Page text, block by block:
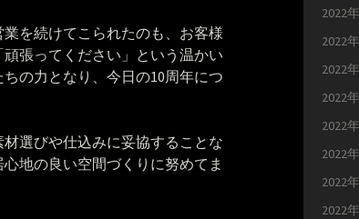
を続けてこられたのも、お客様
張ってください」という温かい
の力となり、今日の10周年につ
選びや仕込みに妥協することな
地の良い空間づくりに努めてま
2022
2022
2022
2022
2022
2022
2022
2022